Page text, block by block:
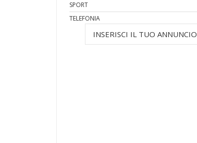
SPORT
TELEFONIA
INSERISCI IL TUO ANNUNCIO